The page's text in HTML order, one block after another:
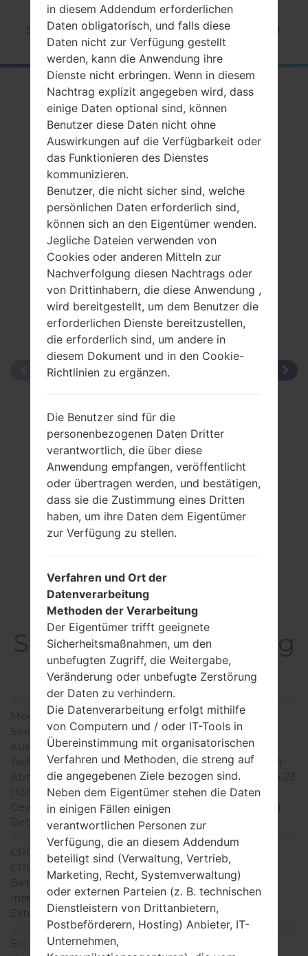
Startseite →Serie →Others →SamsungGT-E1055T
RückblickSamsung
GT-E1055T
Vergleiche
SpezifikationSamsung
GT-E1055T
Modell und seine Eigenschaften
Modell
SamsungGT-E1055T
Serie
Others
Ausgabe
Feb 2012
Tiefe
13.4 millimeter (0.53 Zoll)
Abmessungen (Breite /
Höhe)
107.5 x 45.4 millimeter (4.23
x 1.79 Zoll)
Gewicht
67.3 gramm (2.36 unzen)
Betriebssystem
-
Ausrüstung
CPU
-
CPU-Kerne
Betriebsgedächtnis
-
Interner Speicher
64MB
Externer Speicher
-
Netzwerk und Daten
Ein paar Plätze für SIM-
in diesem Addendum erforderlichen
Daten obligatorisch, und falls diese
Daten nicht zur Verfügung gestellt
werden, kann die Anwendung ihre
Dienste nicht erbringen. Wenn in diesem
Nachtrag explizit angegeben wird, dass
einige Daten optional sind, können
Benutzer diese Daten nicht ohne
Auswirkungen auf die Verfügbarkeit oder
das Funktionieren des Dienstes
kommunizieren.
Benutzer, die nicht sicher sind, welche
persönlichen Daten erforderlich sind,
können sich an den Eigentümer wenden.
Jegliche Dateien verwenden von
Cookies oder anderen Mitteln zur
Nachverfolgung diesen Nachtrags oder
von Drittinhabern, die diese Anwendung ,
wird bereitgestellt, um dem Benutzer die
erforderlichen Dienste bereitzustellen,
die erforderlich sind, um andere in
diesem Dokument und in den Cookie-
Richtlinien zu ergänzen.
Die Benutzer sind für die
personenbezogenen Daten Dritter
verantwortlich, die über diese
Anwendung empfangen, veröffentlicht
oder übertragen werden, und bestätigen,
dass sie die Zustimmung eines Dritten
haben, um ihre Daten dem Eigentümer
zur Verfügung zu stellen.
Verfahren und Ort der
Datenverarbeitung
Methoden der Verarbeitung
Der Eigentümer trifft geeignete
Sicherheitsmaßnahmen, um den
unbefugten Zugriff, die Weitergabe,
Veränderung oder unbefugte Zerstörung
der Daten zu verhindern.
Die Datenverarbeitung erfolgt mithilfe
von Computern und / oder IT-Tools in
Übereinstimmung mit organisatorischen
Verfahren und Methoden, die streng auf
die angegebenen Ziele bezogen sind.
Neben dem Eigentümer stehen die Daten
in einigen Fällen einigen
verantwortlichen Personen zur
Verfügung, die an diesem Addendum
beteiligt sind (Verwaltung, Vertrieb,
Marketing, Recht, Systemverwaltung)
oder externen Parteien (z. B. technischen
Dienstleistern von Drittanbietern,
Postbeförderern, Hosting) Anbieter, IT-
Unternehmen,